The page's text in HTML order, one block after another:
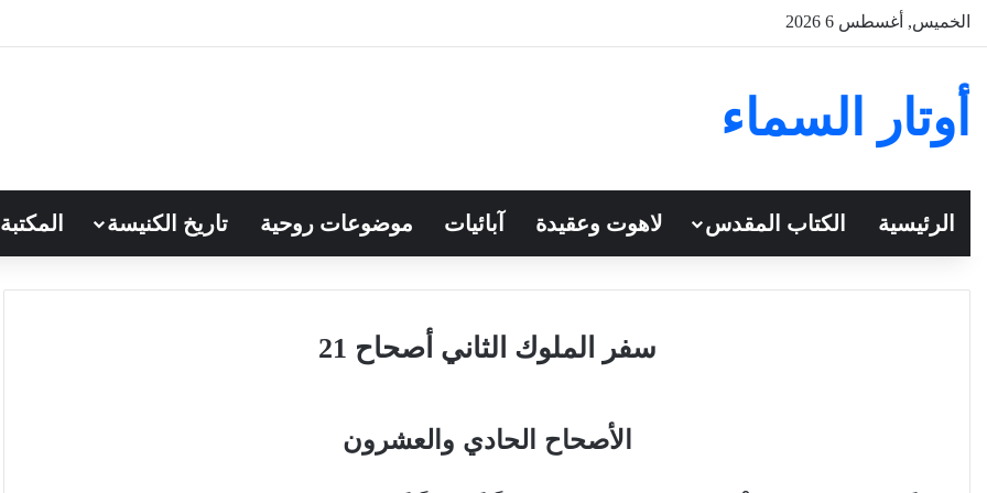
الخميس, أغسطس 6 2026
أوتار السماء
الرئيسية الكتاب المقدس لاهوت وعقيدة آبائيات موضوعات روحية تاريخ الكنيسة المكتبة
سفر الملوك الثاني أصحاح 21
الأصحاح الحادي والعشرون